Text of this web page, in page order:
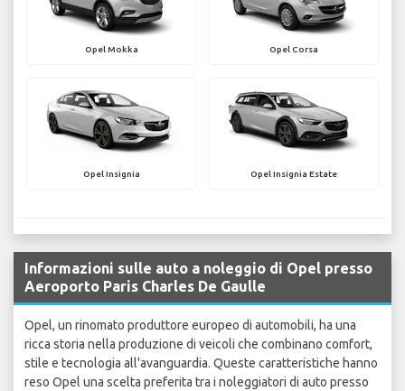
Opel Mokka Opel Corsa
Opel Insignia Opel Insignia Estate
Informazioni sulle auto a noleggio di Opel presso
Aeroporto Paris Charles De Gaulle
Opel, un rinomato produttore europeo di automobili, ha una
ricca storia nella produzione di veicoli che combinano comfort,
stile e tecnologia all'avanguardia. Queste caratteristiche hanno
reso Opel una scelta preferita tra i noleggiatori di auto presso